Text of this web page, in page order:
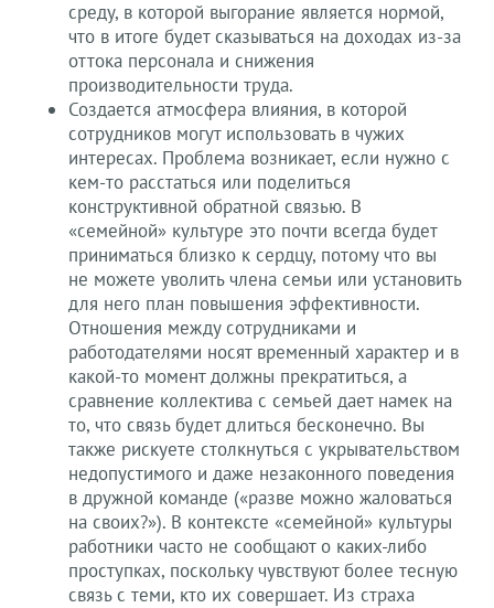
среду, в которой выгорание является нормой,
что в итоге будет сказываться на доходах из-за
оттока персонала и снижения
производительности труда.
Создается атмосфера влияния, в которой
сотрудников могут использовать в чужих
интересах. Проблема возникает, если нужно с
кем-то расстаться или поделиться
конструктивной обратной связью. В
«семейной» культуре это почти всегда будет
приниматься близко к сердцу, потому что вы
не можете уволить члена семьи или установить
для него план повышения эффективности.
Отношения между сотрудниками и
работодателями носят временный характер и в
какой-то момент должны прекратиться, а
сравнение коллектива с семьей дает намек на
то, что связь будет длиться бесконечно. Вы
также рискуете столкнуться с укрывательством
недопустимого и даже незаконного поведения
в дружной команде («разве можно жаловаться
на своих?»). В контексте «семейной» культуры
работники часто не сообщают о каких-либо
проступках, поскольку чувствуют более тесную
связь с теми, кто их совершает. Из страха